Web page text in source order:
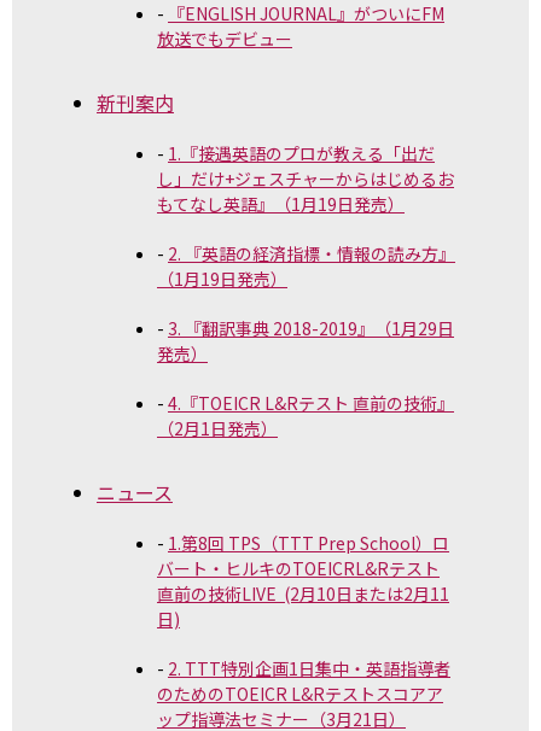
『ENGLISH JOURNAL』がついにFM
放送でもデビュー
新刊案内
1.『接遇英語のプロが教える「出だ
し」だけ+ジェスチャーからはじめるお
もてなし英語』（1月19日発売）
2. 『英語の経済指標・情報の読み方』
（1月19日発売）
3. 『翻訳事典 2018-2019』（1月29日
発売）
4.『TOEICR L&Rテスト 直前の技術』
（2月1日発売）
ニュース
1.第8回 TPS（TTT Prep School）ロ
バート・ヒルキのTOEICRL&Rテスト
直前の技術LIVE (2月10日または2月11
日)
2. TTT特別企画1日集中・英語指導者
のためのTOEICR L&Rテストスコアア
ップ指導法セミナー（3月21日）